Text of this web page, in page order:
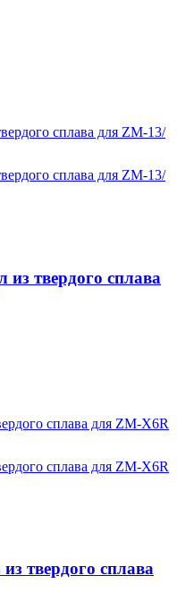
из твердого сплава
твердого сплава